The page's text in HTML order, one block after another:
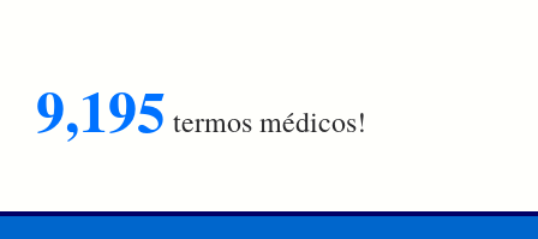
9,195 termos médicos!